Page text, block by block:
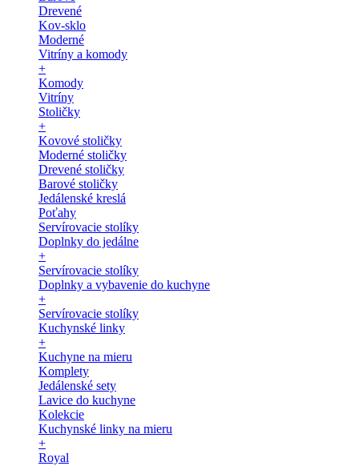
Drevené
Kov-sklo
Moderné
Vitríny a komody
+
Komody
Vitríny
Stoličky
+
Kovové stoličky
Moderné stoličky
Drevené stoličky
Barové stoličky
Jedálenské kreslá
Poťahy
Servírovacie stolíky
Doplnky do jedálne
+
Servírovacie stolíky
Doplnky a vybavenie do kuchyne
+
Servírovacie stolíky
Kuchynské linky
+
Kuchyne na mieru
Komplety
Jedálenské sety
Lavice do kuchyne
Kolekcie
Kuchynské linky na mieru
+
Royal